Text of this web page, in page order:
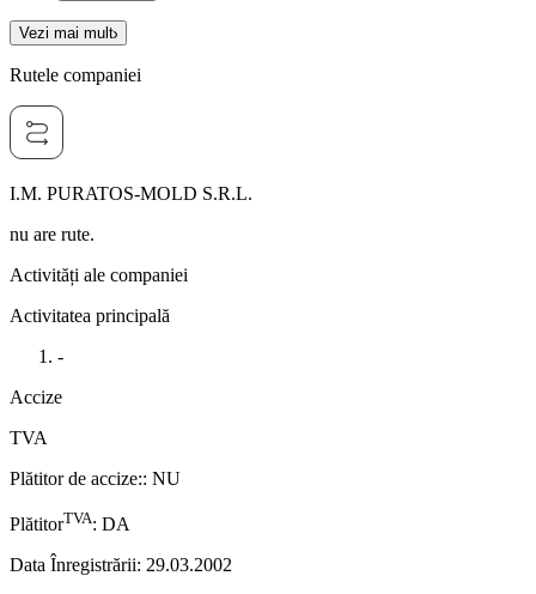
Vezi mai mult
Rutele companiei
I.M. PURATOS-MOLD S.R.L.
nu are rute.
Activități ale companiei
Activitatea principală
-
Accize
TVA
Plătitor de accize:: NU
PlătitorTVA: DA
Data Înregistrării: 29.03.2002